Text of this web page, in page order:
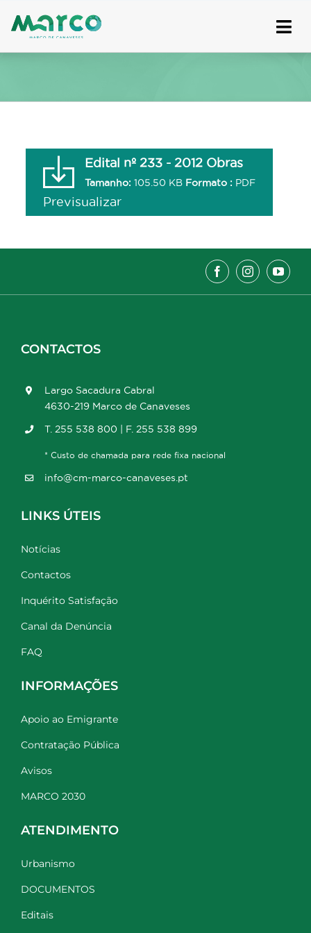
to
Edital nº 233 - 2012 Obras
Tamanho: 105.50 KB Formato : PDF
Previsualizar
CONTACTOS
Largo Sacadura Cabral
4630-219 Marco de Canaveses
T. 255 538 800 | F. 255 538 899
* Custo de chamada para rede fixa nacional
info@cm-marco-canaveses.pt
LINKS ÚTEIS
Notícias
Contactos
Inquérito Satisfação
Canal da Denúncia
FAQ
INFORMAÇÕES
Apoio ao Emigrante
Contratação Pública
Avisos
MARCO 2030
ATENDIMENTO
Urbanismo
DOCUMENTOS
Editais